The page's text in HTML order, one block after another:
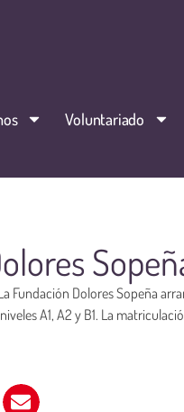
Voluntariado
Fundación Dolores Sopeña
A1, A2 y B1. La